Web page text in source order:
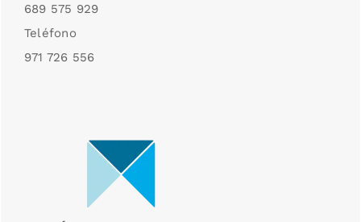
689 575 929
Teléfono
971 726 556